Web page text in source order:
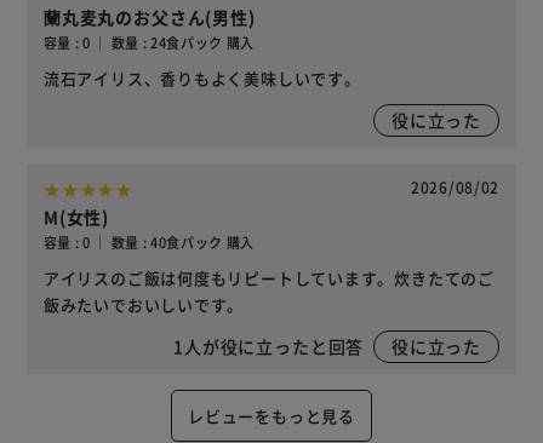
蘭丸麦丸のお父さん(男性)
容量 : 0 ｜ 数量 : 24食パック 購入
流石アイリス、香りもよく美味しいです。
役に立った
2026/08/02
M(女性)
容量 : 0 ｜ 数量 : 40食パック 購入
アイリスのご飯は何度もリピートしています。炊きたてのご
飯みたいでおいしいです。
1 人が役に立ったと回答 役に立った
レビューをもっと見る